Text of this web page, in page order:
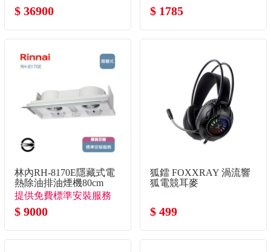
$ 36900 $ 1785
林內RH-8170E隱藏式電
熱除油排油煙機80cm
提供免費標準安裝服務
$ 9000
狐鐳 FOXXRAY 渦流響
狐電競耳麥
$ 499